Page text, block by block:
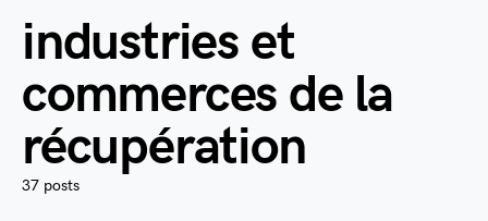
industries et
commerces de la
récupération
37 posts